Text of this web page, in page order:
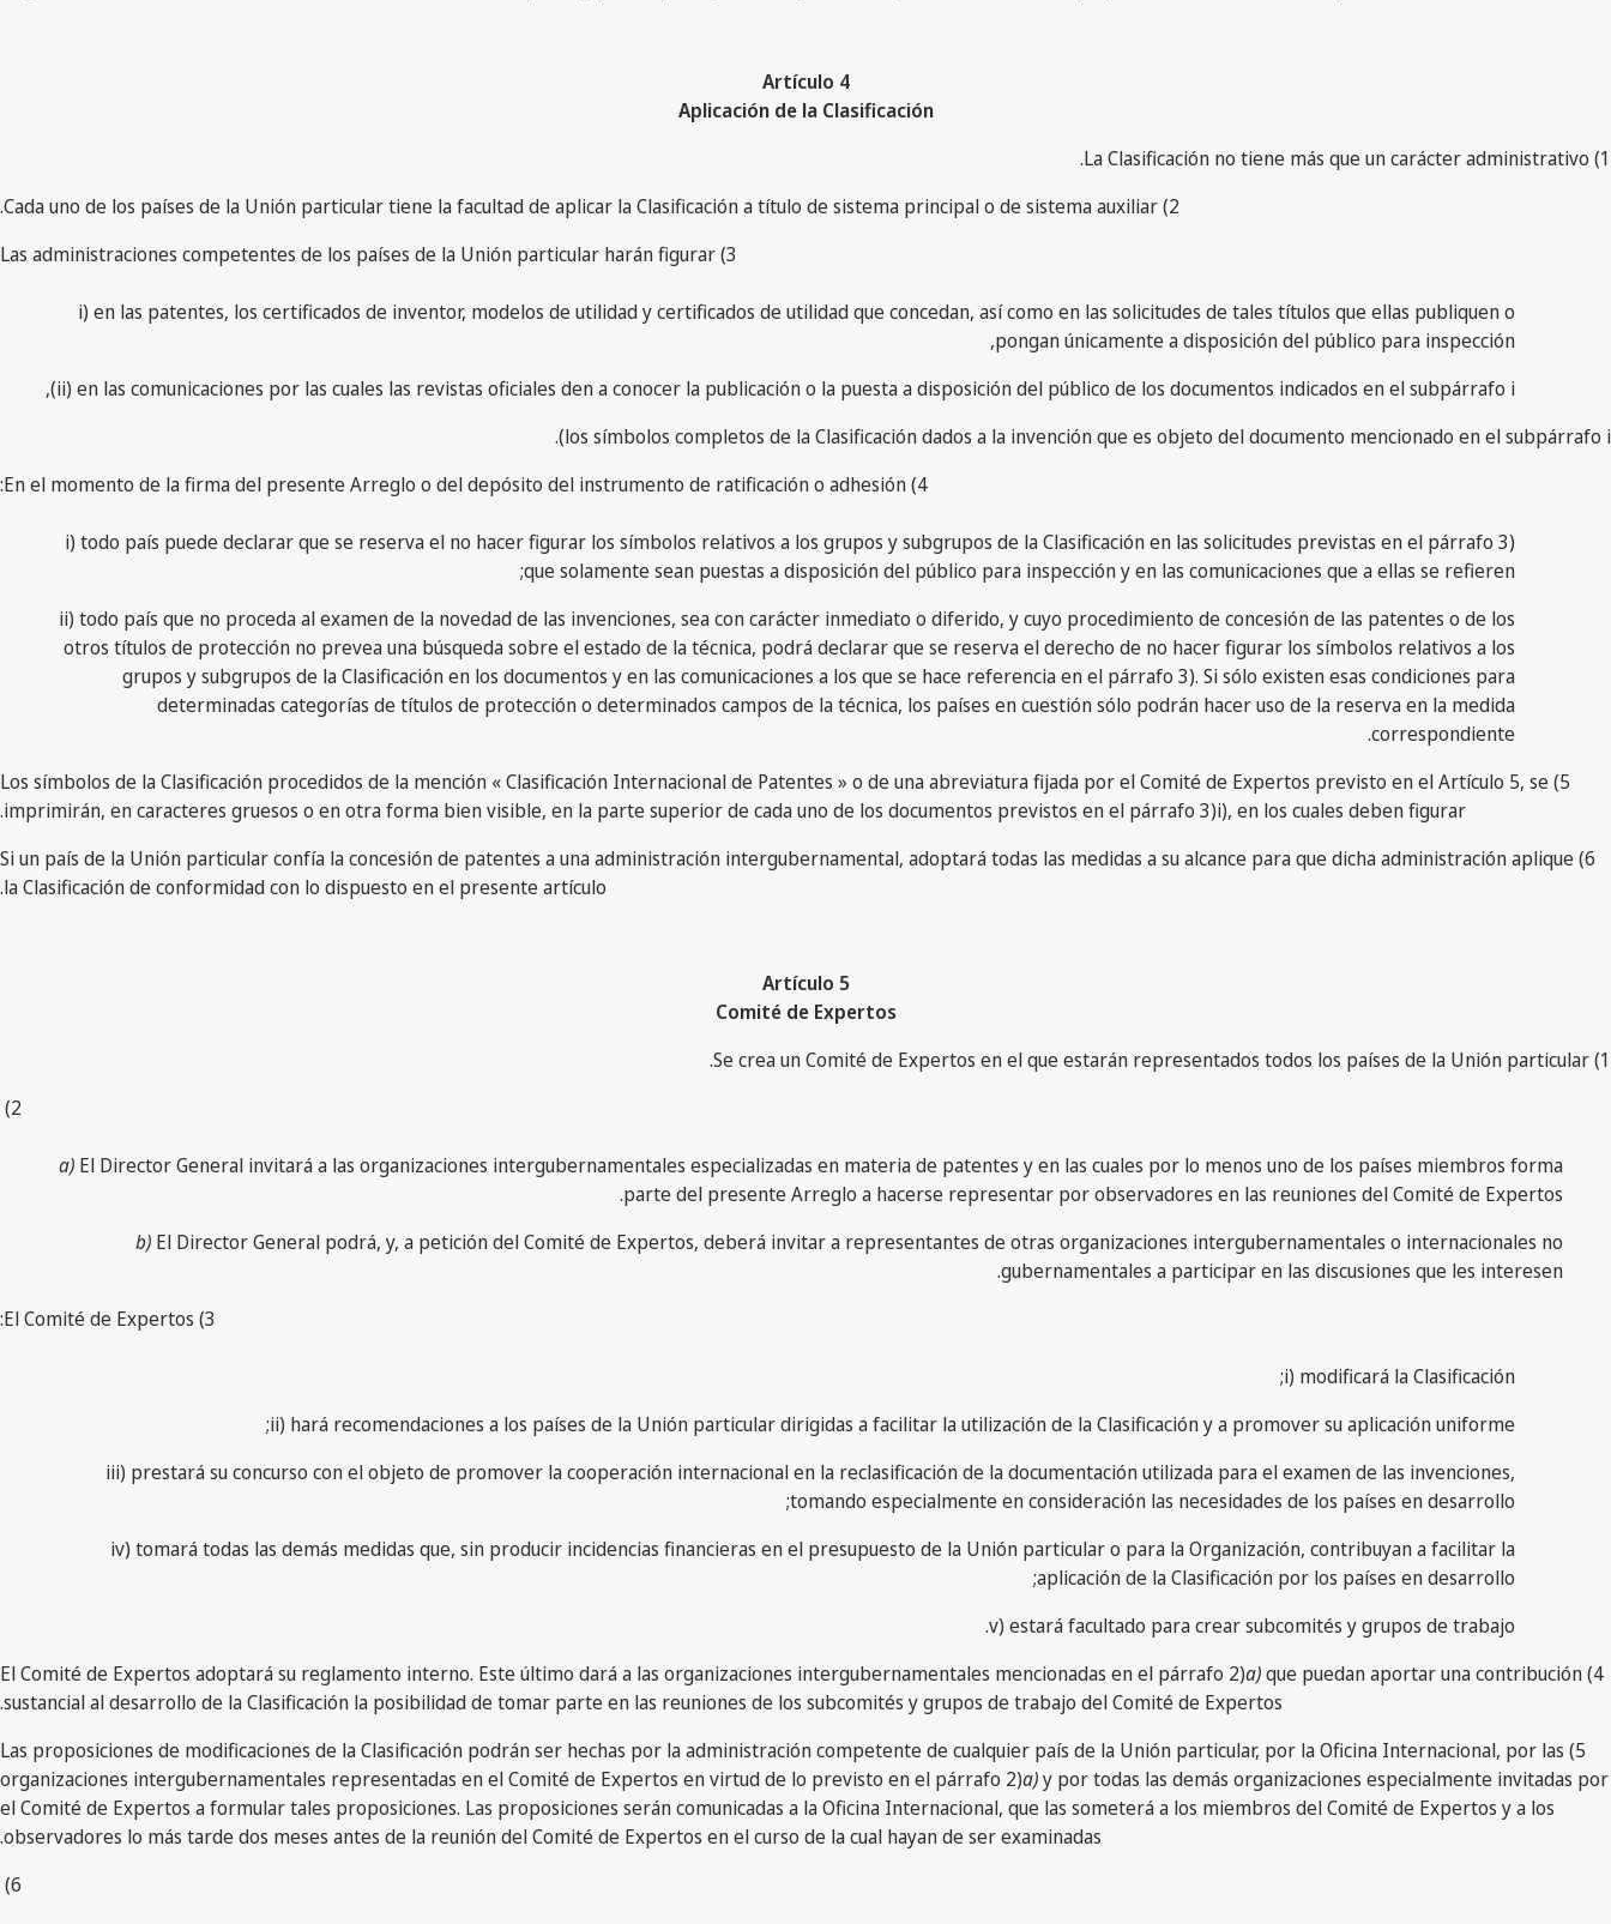
Artículo 4
Aplicación de la Clasificación
1) La Clasificación no tiene más que un carácter administrativo.
2) Cada uno de los países de la Unión particular tiene la facultad de aplicar la Clasificación a título de sistema principal o de sistema auxiliar.
3) Las administraciones competentes de los países de la Unión particular harán figurar
i) en las patentes, los certificados de inventor, modelos de utilidad y certificados de utilidad que concedan, así como en las solicitudes de tales títulos que ellas publiquen o
pongan únicamente a disposición del público para inspección,
ii) en las comunicaciones por las cuales las revistas oficiales den a conocer la publicación o la puesta a disposición del público de los documentos indicados en el subpárrafo i),
los símbolos completos de la Clasificación dados a la invención que es objeto del documento mencionado en el subpárrafo i).
4) En el momento de la firma del presente Arreglo o del depósito del instrumento de ratificación o adhesión:
i) todo país puede declarar que se reserva el no hacer figurar los símbolos relativos a los grupos y subgrupos de la Clasificación en las solicitudes previstas en el párrafo 3)
que solamente sean puestas a disposición del público para inspección y en las comunicaciones que a ellas se refieren;
ii) todo país que no proceda al examen de la novedad de las invenciones, sea con carácter inmediato o diferido, y cuyo procedimiento de concesión de las patentes o de los
otros títulos de protección no prevea una búsqueda sobre el estado de la técnica, podrá declarar que se reserva el derecho de no hacer figurar los símbolos relativos a los
grupos y subgrupos de la Clasificación en los documentos y en las comunicaciones a los que se hace referencia en el párrafo 3). Si sólo existen esas condiciones para
determinadas categorías de títulos de protección o determinados campos de la técnica, los países en cuestión sólo podrán hacer uso de la reserva en la medida
correspondiente.
5) Los símbolos de la Clasificación procedidos de la mención « Clasificación Internacional de Patentes » o de una abreviatura fijada por el Comité de Expertos previsto en el Artículo 5, se
imprimirán, en caracteres gruesos o en otra forma bien visible, en la parte superior de cada uno de los documentos previstos en el párrafo 3)i), en los cuales deben figurar.
6) Si un país de la Unión particular confía la concesión de patentes a una administración intergubernamental, adoptará todas las medidas a su alcance para que dicha administración aplique
la Clasificación de conformidad con lo dispuesto en el presente artículo.
Artículo 5
Comité de Expertos
1) Se crea un Comité de Expertos en el que estarán representados todos los países de la Unión particular.
2)
a) El Director General invitará a las organizaciones intergubernamentales especializadas en materia de patentes y en las cuales por lo menos uno de los países miembros forma
parte del presente Arreglo a hacerse representar por observadores en las reuniones del Comité de Expertos.
b) El Director General podrá, y, a petición del Comité de Expertos, deberá invitar a representantes de otras organizaciones intergubernamentales o internacionales no
gubernamentales a participar en las discusiones que les interesen.
3) El Comité de Expertos:
i) modificará la Clasificación;
ii) hará recomendaciones a los países de la Unión particular dirigidas a facilitar la utilización de la Clasificación y a promover su aplicación uniforme;
iii) prestará su concurso con el objeto de promover la cooperación internacional en la reclasificación de la documentación utilizada para el examen de las invenciones,
tomando especialmente en consideración las necesidades de los países en desarrollo;
iv) tomará todas las demás medidas que, sin producir incidencias financieras en el presupuesto de la Unión particular o para la Organización, contribuyan a facilitar la
aplicación de la Clasificación por los países en desarrollo;
v) estará facultado para crear subcomités y grupos de trabajo.
4) El Comité de Expertos adoptará su reglamento interno. Este último dará a las organizaciones intergubernamentales mencionadas en el párrafo 2)
a)que puedan aportar una contribución
sustancial al desarrollo de la Clasificación la posibilidad de tomar parte en las reuniones de los subcomités y grupos de trabajo del Comité de Expertos.
5) Las proposiciones de modificaciones de la Clasificación podrán ser hechas por la administración competente de cualquier país de la Unión particular, por la Oficina Internacional, por las
organizaciones intergubernamentales representadas en el Comité de Expertos en virtud de lo previsto en el párrafo 2)a)y por todas las demás organizaciones especialmente invitadas por
el Comité de Expertos a formular tales proposiciones. Las proposiciones serán comunicadas a la Oficina Internacional, que las someterá a los miembros del Comité de Expertos y a los
observadores lo más tarde dos meses antes de la reunión del Comité de Expertos en el curso de la cual hayan de ser examinadas.
6)